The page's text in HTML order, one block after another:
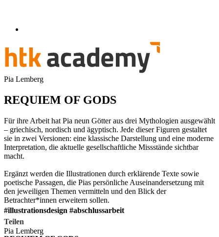
Pia Lemberg
REQUIEM OF GODS
Für ihre Arbeit hat Pia neun Götter aus drei Mythologien ausgewählt
– griechisch, nordisch und ägyptisch. Jede dieser Figuren gestaltet
sie in zwei Versionen: eine klassische Darstellung und eine moderne
Interpretation, die aktuelle gesellschaftliche Missstände sichtbar
macht.
Ergänzt werden die Illustrationen durch erklärende Texte sowie
poetische Passagen, die Pias persönliche Auseinandersetzung mit
den jeweiligen Themen vermitteln und den Blick der
Betrachter*innen erweitern sollen.
#illustrationsdesign #abschlussarbeit
Teilen
Pia Lemberg